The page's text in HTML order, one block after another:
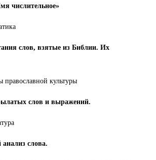
числительное»
слов, взятые из Библии. Их
православной культуры
слов и выражений.
слова.